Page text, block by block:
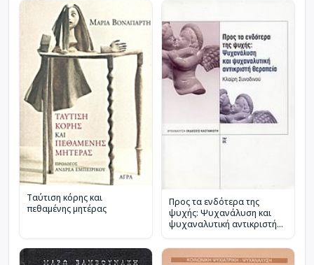
Ταύτιση κόρης και
πεθαμένης μητέρας
Προς τα ενδότερα της
ψυχής: Ψυχανάλυση και
ψυχαναλυτική αντικριστή